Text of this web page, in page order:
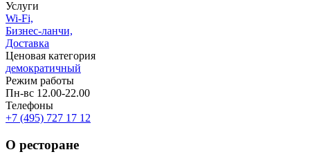
Услуги
Wi-Fi,
Бизнес-ланчи,
Доставка
Ценовая категория
демократичный
Режим работы
Пн-вс 12.00-22.00
Телефоны
+7 (495) 727 17 12
О ресторане